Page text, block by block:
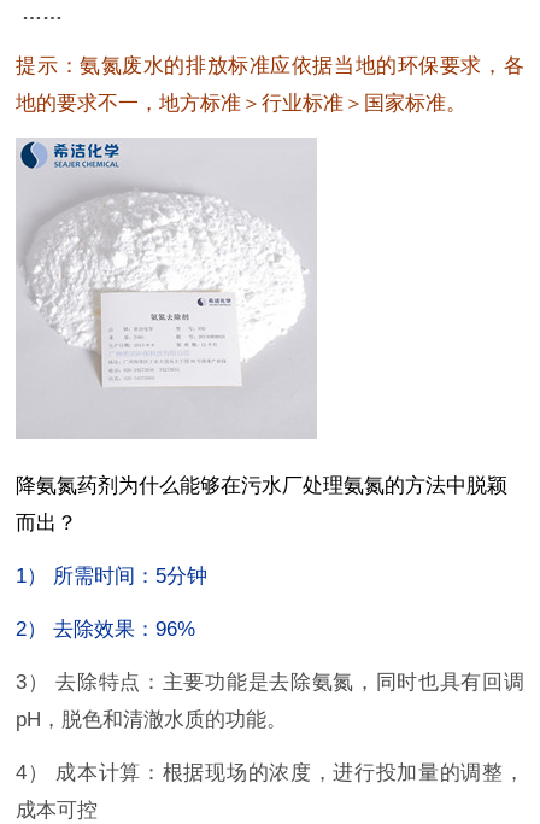
……
提示：氨氮废水的排放标准应依据当地的环保要求，各
地的要求不一，地方标准＞行业标准＞国家标准。
降氨氮药剂为什么能够在污水厂处理氨氮的方法中脱颖
而出？
1） 所需时间：5分钟
2） 去除效果：96%
3）
去除特点：主要功能是去除氨氮，同时也具有回调
pH，脱色和清澈水质的功能。
4）
成本计算：根据现场的浓度，进行投加量的调整，
成本可控